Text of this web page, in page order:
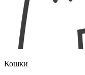
Кошки